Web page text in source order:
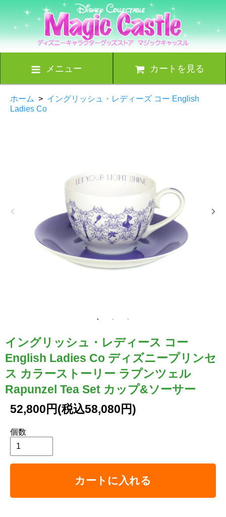
メニュー カートを見る
ホーム > イングリッシュ・レディーズ コー English
Ladies Co
イングリッシュ・レディース コー
English Ladies Co ディズニープリンセ
ス カラーストーリー ラプンツェル
Rapunzel Tea Set カップ&ソーサー
52,800円(税込58,080円)
個数
カートに入れる